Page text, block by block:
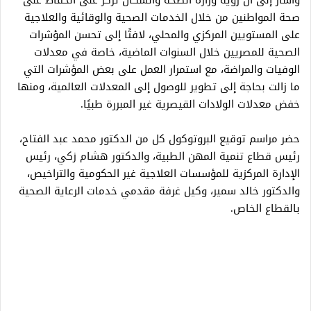
صحة المواطنين من خلال الخدمات الصحية والوقائية والعلاجية
على المستويين المركزي والمحلي، لافتًا إلى تحسن المؤشرات
الصحية للمصريين خلال السنوات الماضية، خاصة في معدلات
الوفيات والمراضة، مع استمرار العمل على بعض المؤشرات التي
ما زالت بحاجة إلى تطوير للوصول إلى المعدلات العالمية، ومنها
خفض معدلات الولادات القيصرية غير المبررة طبيًا.
حضر مراسم توقيع البروتوكول كل من الدكتور محمد عبد الفتاح،
رئيس قطاع تنمية المهن الطبية، والدكتور هشام زكي، رئيس
الإدارة المركزية للمؤسسات العلاجية غير الحكومية والتراخيص،
والدكتور خالد سمير، وكيل غرفة مقدمي خدمات الرعاية الصحية
بالقطاع الخاص.